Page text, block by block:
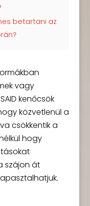
betartani az
vagy
kenőcsök
közvetlenül a
csökkentik a
hogy
szájon át